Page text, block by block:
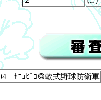
ｾﾆｮﾋﾟｺ＠軟式野球防衛軍